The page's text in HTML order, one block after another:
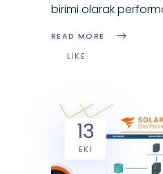
birimi olarak
READ MORE
LIKE
13
EKI